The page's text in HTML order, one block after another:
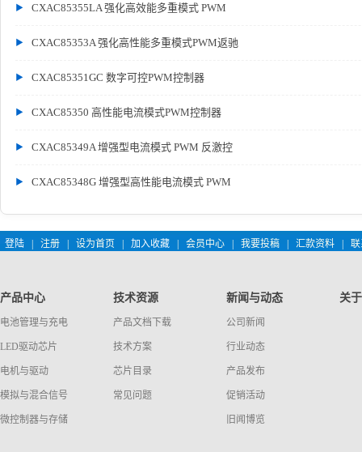
CXAC85355LA 强化高效能多重模式 PWM
CXAC85353A 强化高性能多重模式PWM返驰
CXAC85351GC 数字可控PWM控制器
CXAC85350 高性能电流模式PWM控制器
CXAC85349A 增强型电流模式 PWM 反激控
CXAC85348G 增强型高性能电流模式 PWM
登陆 | 注册 | 设为首页 | 加入收藏 | 会员中心 | 我要投稿 | 汇款资料 |
产品中心
电池管理与充电
LED驱动芯片
电机与驱动
模拟与混合信号
微控制器与存储
技术资源
产品文档下载
技术方案
芯片目录
常见问题
新闻与动态
公司新闻
行业动态
产品发布
促销活动
旧闻博览
关